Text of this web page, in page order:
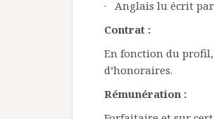
· Anglais lu écrit
Contrat :
En fonction du
d’honoraires.
Rémunération :